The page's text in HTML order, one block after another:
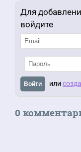
Для
войдите
Войти или
0